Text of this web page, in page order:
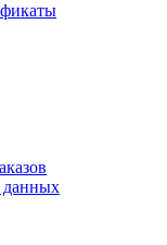
данных